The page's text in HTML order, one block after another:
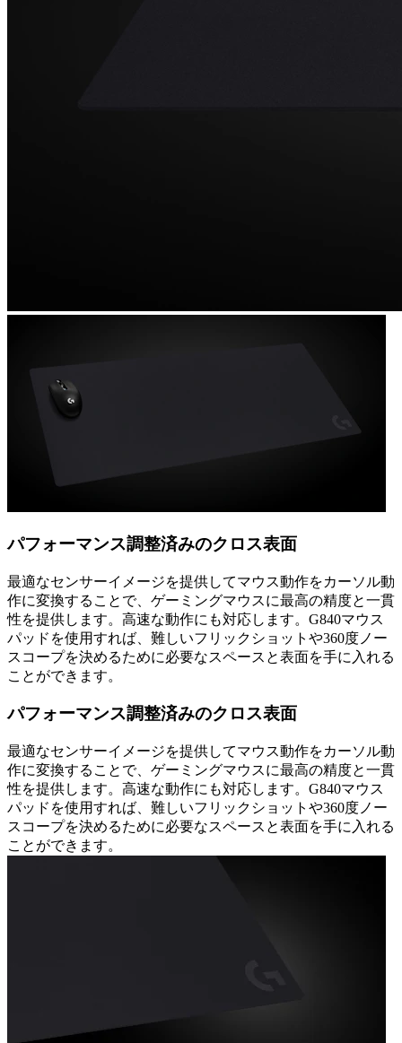
パフォーマンス調整済みのクロス表面
最適なセンサーイメージを提供してマウス動作をカーソル動
作に変換することで、ゲーミングマウスに最高の精度と一貫
性を提供します。高速な動作にも対応します。G840マウス
パッドを使用すれば、難しいフリックショットや360度ノー
スコープを決めるために必要なスペースと表面を手に入れる
ことができます。
パフォーマンス調整済みのクロス表面
最適なセンサーイメージを提供してマウス動作をカーソル動
作に変換することで、ゲーミングマウスに最高の精度と一貫
性を提供します。高速な動作にも対応します。G840マウス
パッドを使用すれば、難しいフリックショットや360度ノー
スコープを決めるために必要なスペースと表面を手に入れる
ことができます。